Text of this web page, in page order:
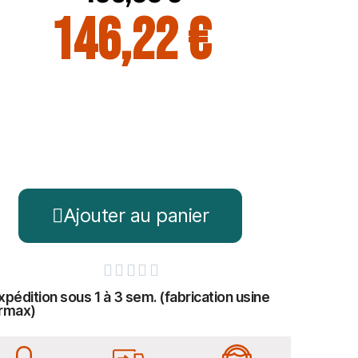
146,22 €
Ajouter au panier
    
sous 1 à 3 sem. (fabrication usine